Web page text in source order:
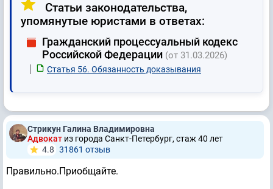
Статьи законодательства,
упомянутые юристами в ответах:
Гражданский процессуальный кодекс
Российской Федерации (от 31.03.2026)
Статья 56. Обязанность доказывания
Стрикун Галина Владимировна
Адвокат из города Санкт-Петербург, стаж 40 лет
4.8 31861 отзыв
Правильно.Приобщайте.